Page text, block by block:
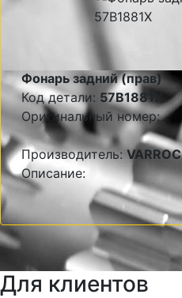
Фонарь задний (прав)
Код детали: 57B1881X
Оригинальный номер:
Производитель: VARROC
Описание:
Для клиентов